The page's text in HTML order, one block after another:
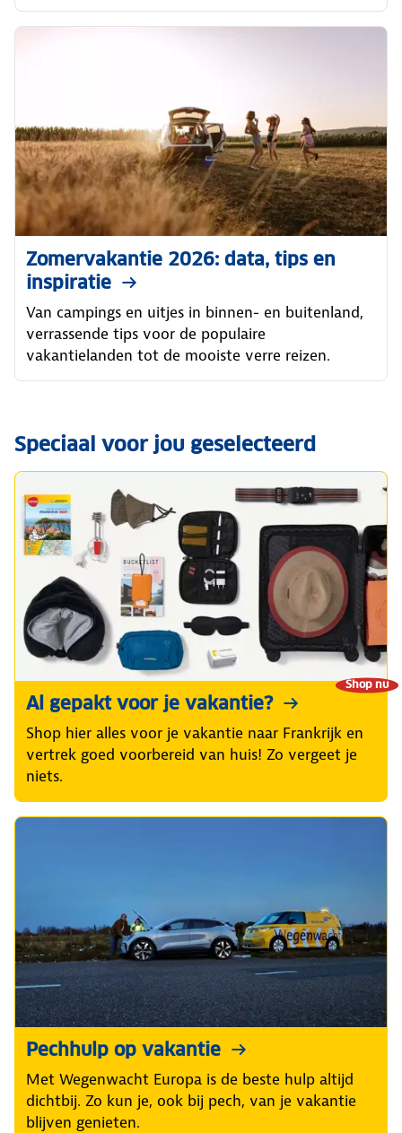
Zomervakantie 2026: data, tips en
inspiratie
Van campings en uitjes in binnen- en buitenland,
verrassende tips voor de populaire
vakantielanden tot de mooiste verre reizen.
Speciaal voor jou geselecteerd
Shop nu
Al gepakt voor je vakantie?
Shop hier alles voor je vakantie naar Frankrijk en
vertrek goed voorbereid van huis! Zo vergeet je
niets.
Pechhulp op vakantie
Met Wegenwacht Europa is de beste hulp altijd
dichtbij. Zo kun je, ook bij pech, van je vakantie
blijven genieten.